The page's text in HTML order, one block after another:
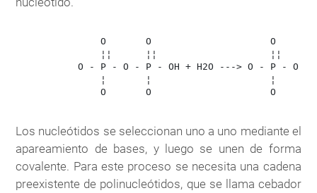
O       O                     O
¦¦      ¦¦                    ¦¦
O - P - O - P - OH + H2O ---> O - P - O -
¦       ¦                     ¦
O       O                     O
Los nucleótidos se seleccionan uno a uno mediante el
apareamiento de bases, y luego se unen de forma
covalente. Para este proceso se necesita una cadena
preexistente de polinucleótidos, que se llama cebador